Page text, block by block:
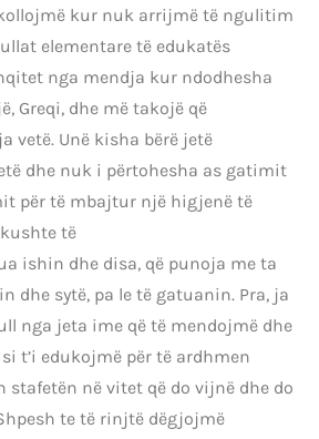
kur nuk arrijmë të ngulitim
elementare të edukatës
nga mendja kur ndodhesha
Greqi, dhe më takojë që
vetë. Unë kisha bërë jetë
dhe nuk i përtohesha as gatimit
për të mbajtur një higjenë të
të
ishin dhe disa, që punoja me ta
dhe sytë, pa le të gatuanin. Pra, ja
nga jeta ime që të mendojmë dhe
t’i edukojmë për të ardhmen
stafetën në vitet që do vijnë dhe do
te të rinjtë dëgjojmë